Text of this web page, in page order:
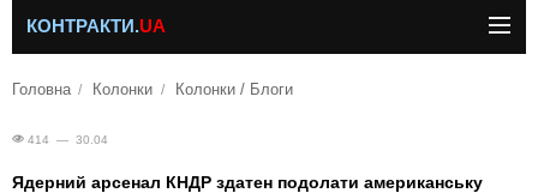
КОНТРАКТИ.UA
Головна Колонки Колонки / Блоги
414 — 30.04
Ядерний арсенал КНДР здатен подолати американську